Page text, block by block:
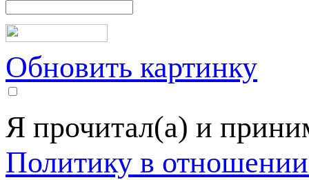
Обновить картинку
Я прочитал(а) и
Политику в